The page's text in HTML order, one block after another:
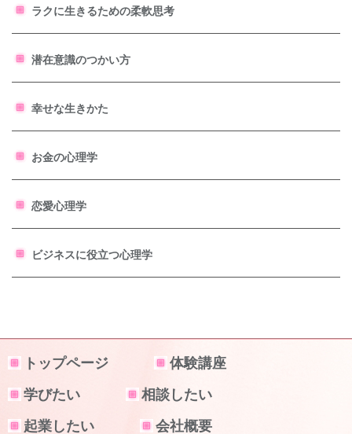
ラクに生きるための柔軟思考
潜在意識のつかい方
幸せな生きかた
お金の心理学
恋愛心理学
ビジネスに役立つ心理学
トップページ
体験講座
学びたい
相談したい
起業したい
会社概要